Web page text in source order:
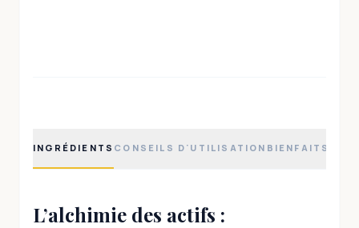
INGRÉDIENTS CONSEILS D'UTILISATION BIENFAITS
L’alchimie des actifs :